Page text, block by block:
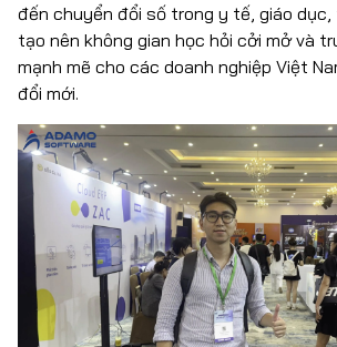
đến chuyển đổi số trong y tế, giáo dục,
tạo nên không gian học hỏi cởi mở và
mạnh mẽ cho các doanh nghiệp Việt
đổi mới.